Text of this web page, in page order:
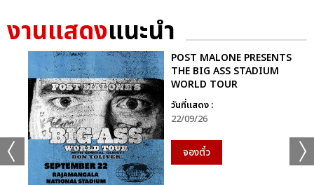
งานแสดงแนะนำ
POST MALONE PRESENTS
THE BIG ASS STADIUM
WORLD TOUR
วันที่แสดง :
22/09/26
จองตั๋ว